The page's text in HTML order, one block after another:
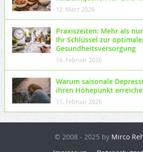
12. März 2026
Praxiszeiten: Mehr als
Ihr Schlüssel zur
Gesundheitsversorgung
16. Februar 2026
Warum saisonale
ihren Höhepunkt
11. Februar 2026
© 2008 - 2025 by Mirco